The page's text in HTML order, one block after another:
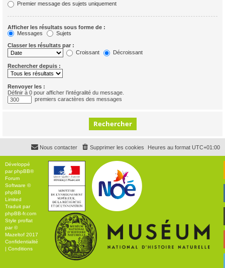
Premier message des sujets uniquement
Afficher les résultats sous forme de :
Messages
Sujets
Classer les résultats par :
Croissant
Décroissant
Rechercher depuis :
Renvoyer les :
Définir à 0 pour afficher l’intégralité du message.
premiers caractères des messages
Heures au format UTC+01:00
Supprimer les cookies
Nous contacter
Développé
parphpBB®
Forum
Software ©
phpBB
Limited
Traduit par
phpBB-fr.com
Style proflat
par ©
Mazeltof 2017
Confidentialité
Conditions